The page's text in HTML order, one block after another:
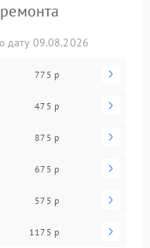
дату 09.08.2026
775 р
475 р
875 р
675 р
575 р
1175 р